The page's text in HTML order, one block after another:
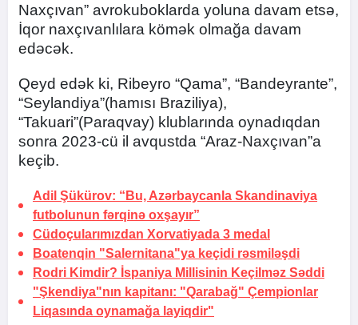
Naxçıvan” avrokuboklarda yoluna davam etsə,
İqor naxçıvanlılara kömək olmağa davam
edəcək.
Qeyd edək ki, Ribeyro “Qama”, “Bandeyrante”,
“Seylandiya”(hamısı Braziliya),
“Takuari”(Paraqvay) klublarında oynadıqdan
sonra 2023-cü il avqustda “Araz-Naxçıvan”a
keçib.
Adil Şükürov: “Bu, Azərbaycanla Skandinaviya
futbolunun fərqinə oxşayır”
Cüdoçularımızdan Xorvatiyada 3 medal
Boatenqin "Salernitana"ya keçidi rəsmiləşdi
Rodri Kimdir? İspaniya Millisinin Keçilməz Səddi
"Şkendiya"nın kapitanı: "Qarabağ" Çempionlar
Liqasında oynamağa layiqdir"